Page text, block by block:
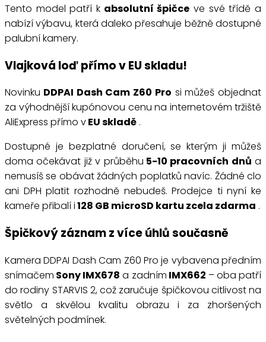
Tento model patří k absolutní špičce ve své třídě a
nabízí výbavu, která daleko přesahuje běžně dostupné
palubní kamery.
Vlajková loď přímo v EU skladu!
Novinku DDPAI Dash Cam Z60 Pro si můžeš objednat
za výhodnější kupónovou cenu na internetovém tržiště
AliExpress přímo vEU skladě .
Dostupné je bezplatné doručení, se kterým ji můžeš
doma očekávat již v průběhu 5-10 pracovních dnů a
nemusíš se obávat žádných poplatků navíc. Žádné clo
ani DPH platit rozhodně nebudeš. Prodejce ti nyní ke
kameře přibalí i128 GB microSD kartu zcela zdarma .
Špičkový záznam z více úhlů současně
Kamera DDPAI Dash Cam Z60 Pro je vybavena předním
snímačem Sony IMX678 a zadním IMX662 – oba patří
do rodiny STARVIS 2, což zaručuje špičkovou citlivost na
světlo a skvělou kvalitu obrazu i za zhoršených
světelných podmínek.